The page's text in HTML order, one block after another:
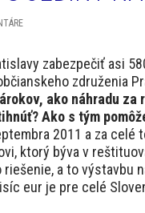
zabezpečiť asi
združenia
ako náhradu
Ako s tým
2011 a za
ktorý býva v
a to
eur je pre celé